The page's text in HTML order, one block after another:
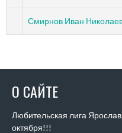
Смирнов Иван
О САЙТЕ
Любительская лига
октября!!!